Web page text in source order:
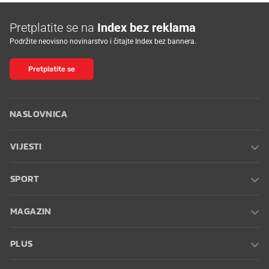
Pretplatite se na Index bez reklama
Podržite neovisno novinarstvo i čitajte Index bez bannera.
Pretplatite se
NASLOVNICA
VIJESTI
SPORT
MAGAZIN
PLUS